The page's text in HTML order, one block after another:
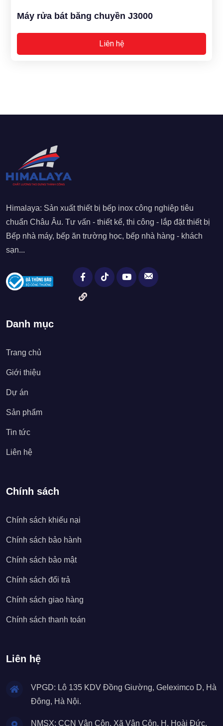
Máy rửa bát băng chuyền J3000
Liên hệ
Himalaya: Sản xuất thiết bị bếp inox công nghiệp tiêu
chuẩn Châu Âu. Tư vấn - thiết kế, thi công - lắp đặt thiết bị
Bếp nhà máy, bếp ăn trường học, bếp nhà hàng - khách
sạn...
Danh mục
Trang chủ
Giới thiệu
Dự án
Sản phẩm
Tin tức
Liên hệ
Chính sách
Chính sách khiếu nại
Chính sách bảo hành
Chính sách bảo mật
Chính sách đổi trả
Chính sách giao hàng
Chính sách thanh toán
Liên hệ
VPGD: Lô 135 KDV Đồng Giường, Geleximco D, Hà
Đông, Hà Nội.
NMSX: CCN Vân Côn, Xã Vân Côn, H. Hoài Đức,